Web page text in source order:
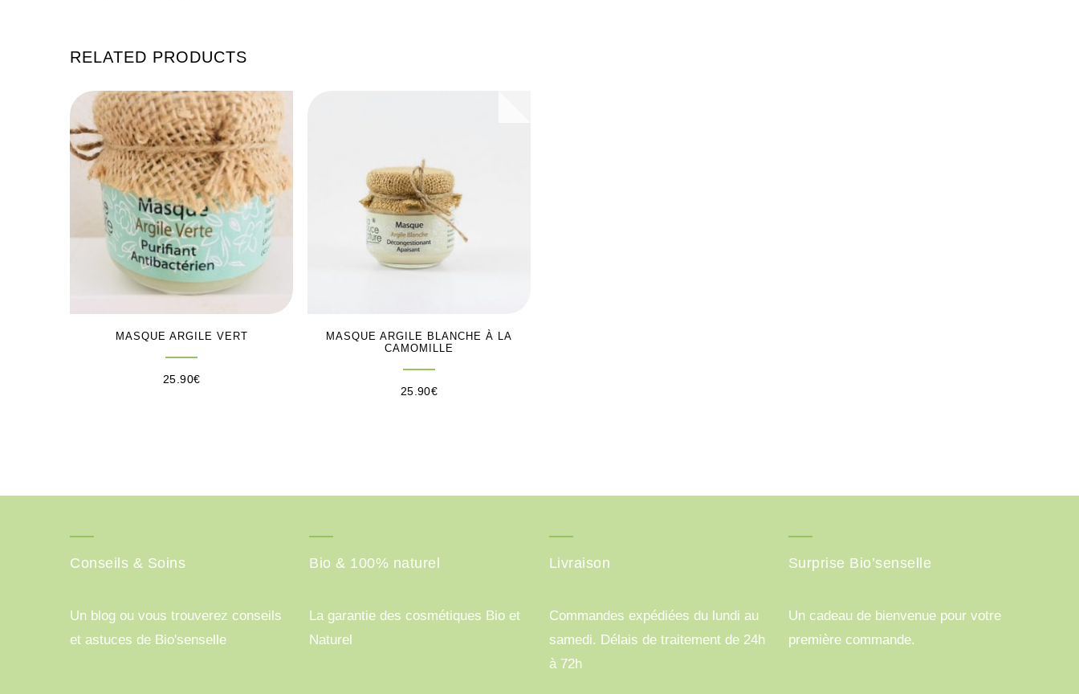
RELATED PRODUCTS
MASQUE ARGILE VERT
25.90€
MASQUE ARGILE BLANCHE À LA
CAMOMILLE
25.90€
Conseils & Soins
Un blog ou vous trouverez conseils
et astuces de Bio'senselle
Bio & 100% naturel
La garantie des cosmétiques Bio et
Naturel
Livraison
Commandes expédiées du lundi au
samedi. Délais de traitement de 24h
à 72h
Surprise Bio’senselle
Un cadeau de bienvenue pour votre
première commande.